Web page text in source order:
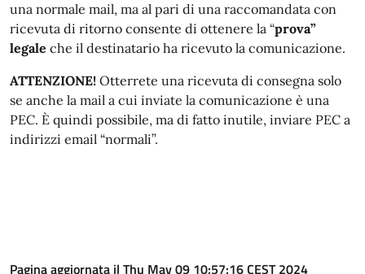
una normale mail, ma al pari di una raccomandata con
ricevuta di ritorno consente di ottenere la “prova”
legale che il destinatario ha ricevuto la comunicazione.
ATTENZIONE! Otterrete una ricevuta di consegna solo
se anche la mail a cui inviate la comunicazione è una
PEC. È quindi possibile, ma di fatto inutile, inviare PEC a
indirizzi email “normali”.
Pagina aggiornata il Thu May 09 10:57:16 CEST 2024